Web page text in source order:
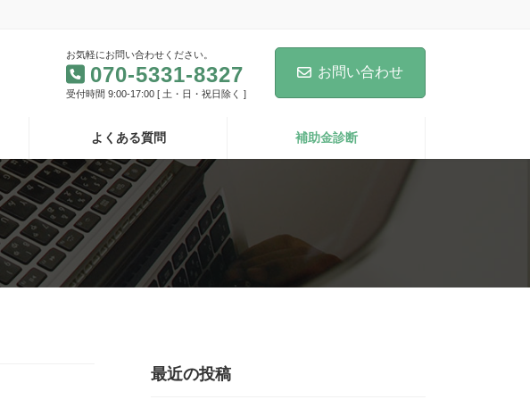
お気軽にお問い合わせください。
070-5331-8327
受付時間 9:00-17:00 [ 土・日・祝日除く ]
お問い合わせ
よくある質問 補助金診断
最近の投稿